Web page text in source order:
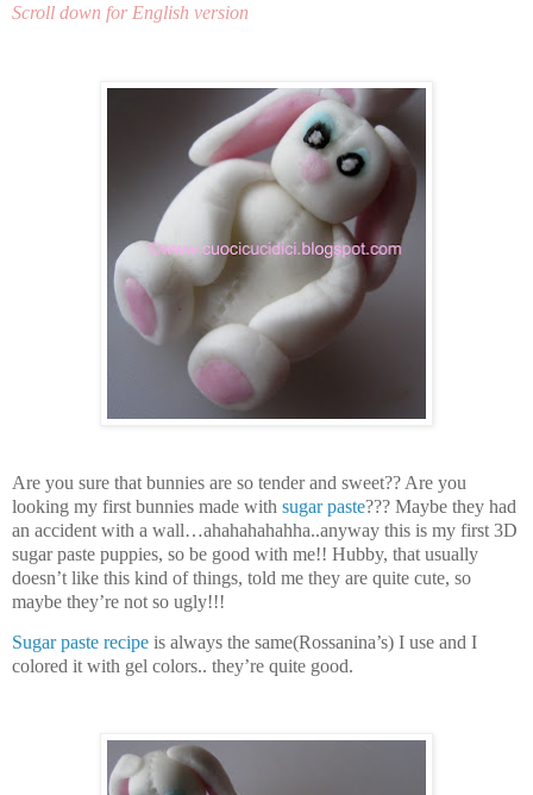
Scroll down for English version
Are you sure that bunnies are so tender and sweet?? Are you
looking my first bunnies made with sugar paste??? Maybe they had
an accident with a wall…ahahahahahha..anyway this is my first 3D
sugar paste puppies, so be good with me!! Hubby, that usually
doesn’t like this kind of things, told me they are quite cute, so
maybe they’re not so ugly!!!
Sugar paste recipe is always the same(Rossanina’s) I use and I
colored it with gel colors.. they’re quite good.